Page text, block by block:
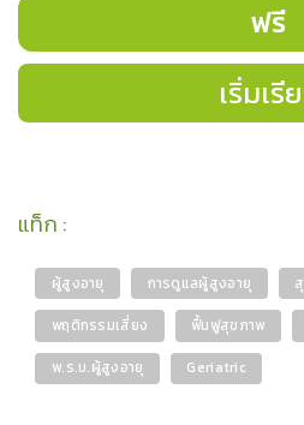
ฟรี
เริ่มเรี
แท็ก :
ผู้สูงอายุ การดูแลผู้สูงอายุ
พฤติกรรมเสี่ยง
ฟื้นฟูสุขภาพ
พ.ร.บ.ผู้สูงอายุ
Geriatric